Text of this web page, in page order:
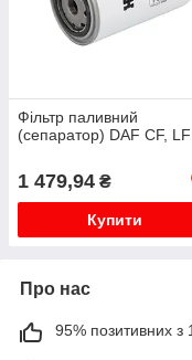
Фільтр паливний
(сепаратор) DAF CF, LF
1 479,94 ₴
Купити
Про нас
95% позитивних з